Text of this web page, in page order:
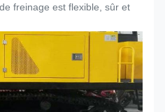
freinage est flexible, sûr et